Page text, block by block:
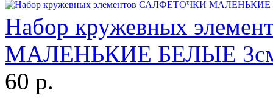
Набор кружевных
МАЛЕНЬКИЕ БЕЛЫЕ
60 р.